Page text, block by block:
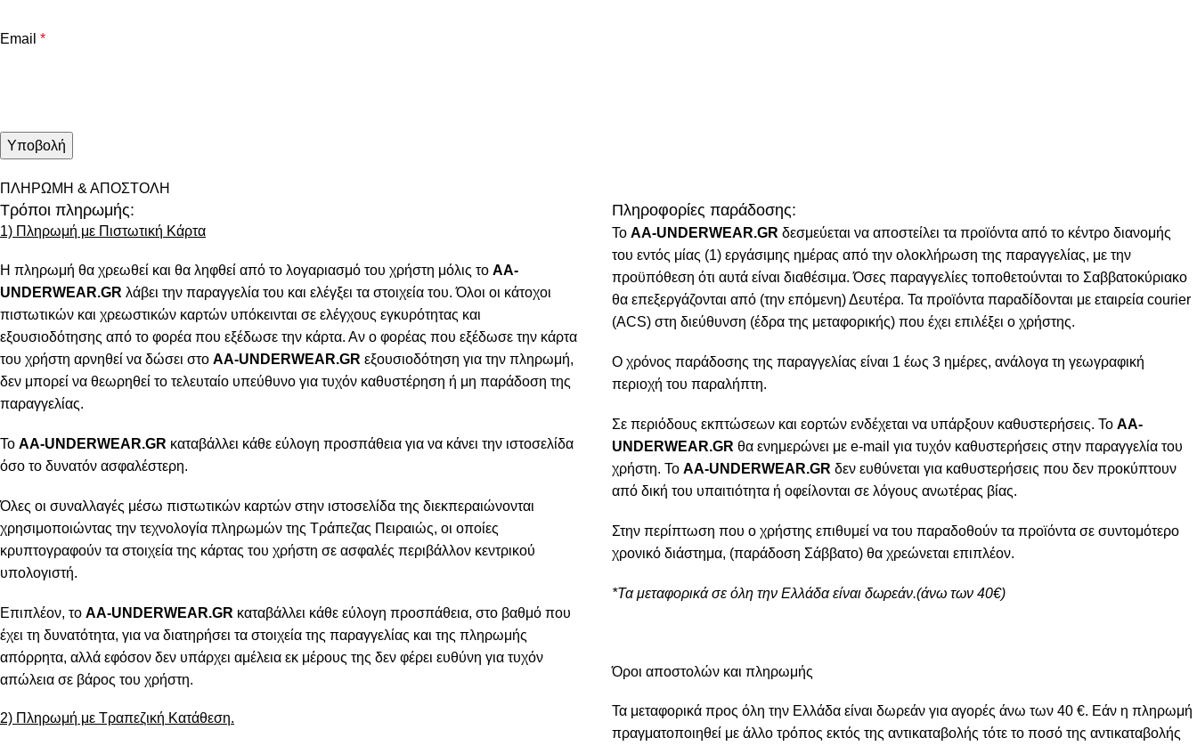
Email *
ΠΛΗΡΩΜΗ & ΑΠΟΣΤΟΛΗ
Τρόποι πληρωμής:
1) Πληρωμή με Πιστωτική Κάρτα
Η πληρωμή θα χρεωθεί και θα ληφθεί από το λογαριασμό του χρήστη μόλις το AA-
UNDERWEAR.GR λάβει την παραγγελία του και ελέγξει τα στοιχεία του. Όλοι οι κάτοχοι
πιστωτικών και χρεωστικών καρτών υπόκεινται σε ελέγχους εγκυρότητας και
εξουσιοδότησης από το φορέα που εξέδωσε την κάρτα. Αν ο φορέας που εξέδωσε την κάρτα
του χρήστη αρνηθεί να δώσει στο AA-UNDERWEAR.GR εξουσιοδότηση για την πληρωμή,
δεν μπορεί να θεωρηθεί το τελευταίο υπεύθυνο για τυχόν καθυστέρηση ή μη παράδοση της
παραγγελίας.
Το AA-UNDERWEAR.GR καταβάλλει κάθε εύλογη προσπάθεια για να κάνει την ιστοσελίδα
όσο το δυνατόν ασφαλέστερη.
Όλες οι συναλλαγές μέσω πιστωτικών καρτών στην ιστοσελίδα της διεκπεραιώνονται
χρησιμοποιώντας την τεχνολογία πληρωμών της Τράπεζας Πειραιώς, οι οποίες
κρυπτογραφούν τα στοιχεία της κάρτας του χρήστη σε ασφαλές περιβάλλον κεντρικού
υπολογιστή.
Επιπλέον, το AA-UNDERWEAR.GR καταβάλλει κάθε εύλογη προσπάθεια, στο βαθμό που
έχει τη δυνατότητα, για να διατηρήσει τα στοιχεία της παραγγελίας και της πληρωμής
απόρρητα, αλλά εφόσον δεν υπάρχει αμέλεια εκ μέρους της δεν φέρει ευθύνη για τυχόν
απώλεια σε βάρος του χρήστη.
2) Πληρωμή με Τραπεζική Κατάθεση.
Πληροφορίες παράδοσης:
To AA-UNDERWEAR.GR δεσμεύεται να αποστείλει τα προϊόντα από το κέντρο διανομής
του εντός μίας (1) εργάσιμης ημέρας από την ολοκλήρωση της παραγγελίας, με την
προϋπόθεση ότι αυτά είναι διαθέσιμα. Όσες παραγγελίες τοποθετούνται το Σαββατοκύριακο
θα επεξεργάζονται από (την επόμενη) Δευτέρα. Τα προϊόντα παραδίδονται με εταιρεία courier
(ACS) στη διεύθυνση (έδρα της μεταφορικής) που έχει επιλέξει ο χρήστης.
Ο χρόνος παράδοσης της παραγγελίας είναι 1 έως 3 ημέρες, ανάλογα τη γεωγραφική
περιοχή του παραλήπτη.
Σε περιόδους εκπτώσεων και εορτών ενδέχεται να υπάρξουν καθυστερήσεις. Το AA-
UNDERWEAR.GR θα ενημερώνει με e-mail για τυχόν καθυστερήσεις στην παραγγελία του
χρήστη. Το AA-UNDERWEAR.GR δεν ευθύνεται για καθυστερήσεις που δεν προκύπτουν
από δική του υπαιτιότητα ή οφείλονται σε λόγους ανωτέρας βίας.
Στην περίπτωση που ο χρήστης επιθυμεί να του παραδοθούν τα προϊόντα σε συντομότερο
χρονικό διάστημα, (παράδοση Σάββατο) θα χρεώνεται επιπλέον.
*Τα μεταφορικά σε όλη την Ελλάδα είναι δωρεάν.(άνω των 40€)
Όροι αποστολών και πληρωμής
Τα μεταφορικά προς όλη την Ελλάδα είναι δωρεάν για αγορές άνω των 40 €. Εάν η πληρωμή
πραγματοποιηθεί με άλλο τρόπος εκτός της αντικαταβολής τότε το ποσό της αντικαταβολής